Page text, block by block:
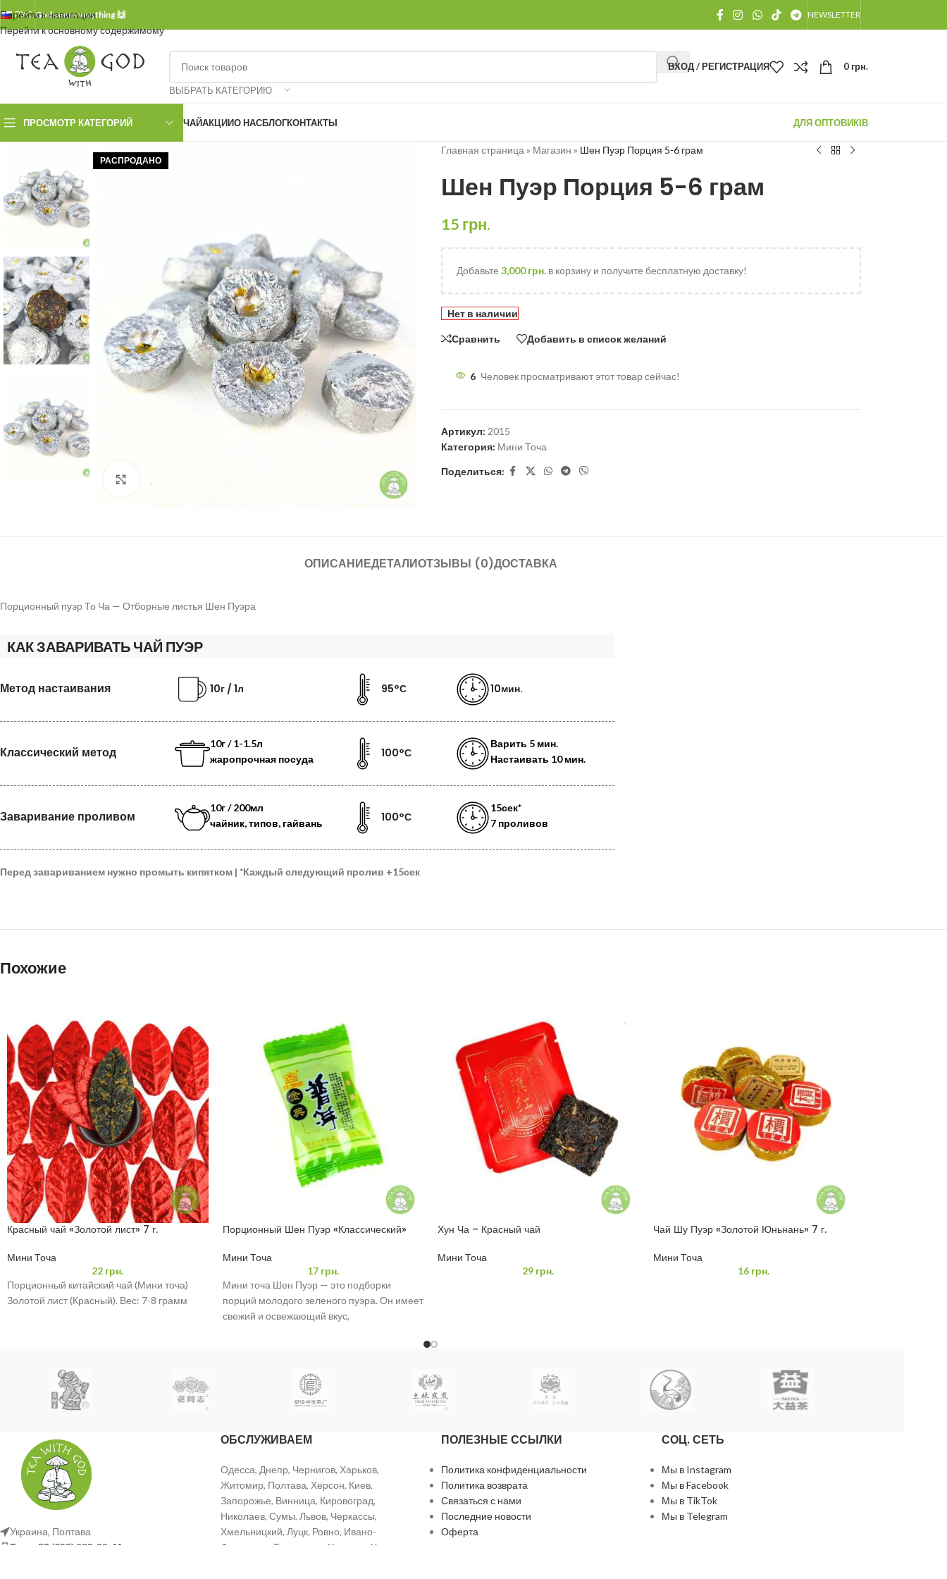
Перейти к навигации
Перейти к основному содержимому
РУС.God sees everything 🙌 NEWSLETTER
ВЫБРАТЬ КАТЕГОРИЮ
ВХОД / РЕГИСТРАЦИЯ 0 грн.
ПРОСМОТР КАТЕГОРИЙ ЧАЙАКЦИИО НАСБЛОГКОНТАКТЫ ДЛЯ ОПТОВИКІВ
РАСПРОДАНО
Главная страница » Магазин » Шен Пуэр Порция 5-6 грам
Шен Пуэр Порция 5-6 грам
15 грн.
Добавьте 3,000грн.в корзину и получите бесплатную доставку!
Нет в наличии
Сравнить Добавить в список желаний
6 Человек просматривают этот товар сейчас!
Артикул: 2015
Категория: Мини Точа
Поделиться:
ОПИСАНИЕДЕТАЛИОТЗЫВЫ (0)ДОСТАВКА
Порционный пуэр То Ча — Отборные листья Шен Пуэра
КАК ЗАВАРИВАТЬ ЧАЙ ПУЭР
Метод настаивания 10г / 1л 95°С 10мин.
Классический метод
10г / 1-1.5л
жаропрочная посуда
100°С
Варить 5 мин.
Настаивать 10 мин.
Заваривание проливом
10г / 200мл
чайник, типов, гайвань
100°С
15сек*
7 проливов
Перед завариванием нужно промыть кипятком | *Каждый следующий пролив +15сек
Похожие
Красный чай «Золотой лист» 7 г.
Мини Точа
22 грн.
Порционный китайский чай (Мини точа)
Золотой лист (Красный). Вес: 7-8 грамм
Порционный Шен Пуэр «Классический»
Мини Точа
17грн.
Мини точа Шен Пуэр — это подборки
порций молодого зеленого пуэра. Он имеет
свежий и освежающий вкус,
Хун Ча – Красный чай
Мини Точа
29 грн.
Чай Шу Пуэр «Золотой Юньнань» 7 г.
Мини Точа
16грн.
Украина, Полтава
Тел: +38 (099) 923-99-41
ОБСЛУЖИВАЕМ
Одесса, Днепр, Чернигов, Харьков,
Житомир, Полтава, Херсон, Киев,
Запорожье, Винница, Кировоград,
Николаев, Сумы, Львов, Черкассы,
Хмельницкий, Луцк, Ровно, Ивано-
Франковск, Тернополь, Ужгород, Черновцы.
ПОЛЕЗНЫЕ ССЫЛКИ
Политика конфиденциальности
Политика возврата
Связаться с нами
Последние новости
Оферта
СОЦ. СЕТЬ
Мы в Instagram
Мы в Facebook
Мы в TikTok
Мы в Telegram